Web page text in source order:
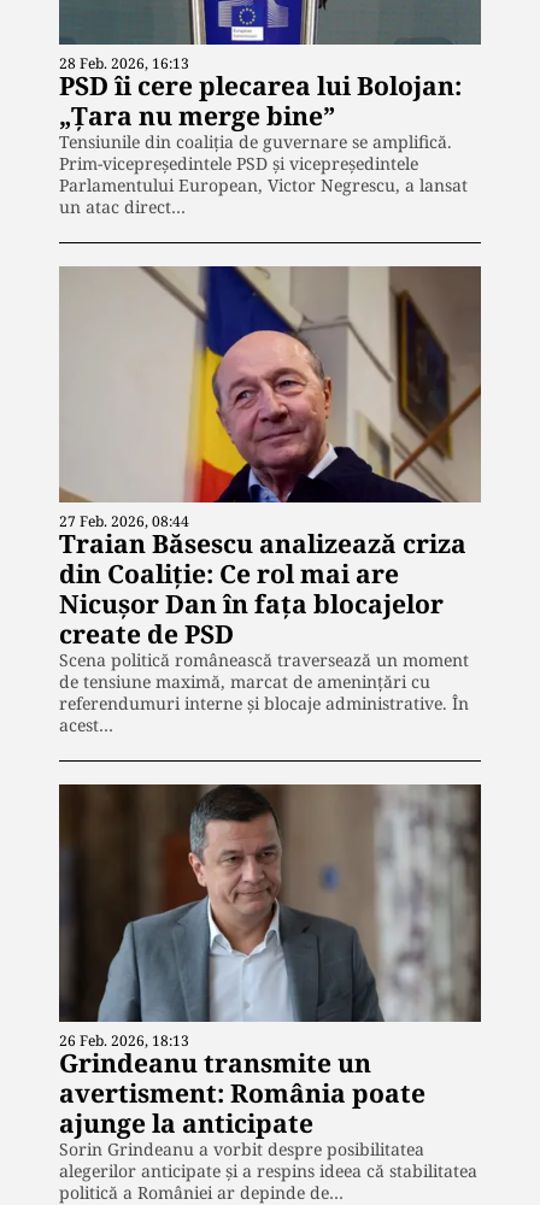
28 Feb. 2026, 16:13
PSD îi cere plecarea lui Bolojan:
„Țara nu merge bine”
Tensiunile din coaliția de guvernare se amplifică.
Prim-vicepreședintele PSD și vicepreședintele
Parlamentului European, Victor Negrescu, a lansat
un atac direct…
27 Feb. 2026, 08:44
Traian Băsescu analizează criza
din Coaliție: Ce rol mai are
Nicușor Dan în fața blocajelor
create de PSD
Scena politică românească traversează un moment
de tensiune maximă, marcat de amenințări cu
referendumuri interne și blocaje administrative. În
acest…
26 Feb. 2026, 18:13
Grindeanu transmite un
avertisment: România poate
ajunge la anticipate
Sorin Grindeanu a vorbit despre posibilitatea
alegerilor anticipate și a respins ideea că stabilitatea
politică a României ar depinde de…